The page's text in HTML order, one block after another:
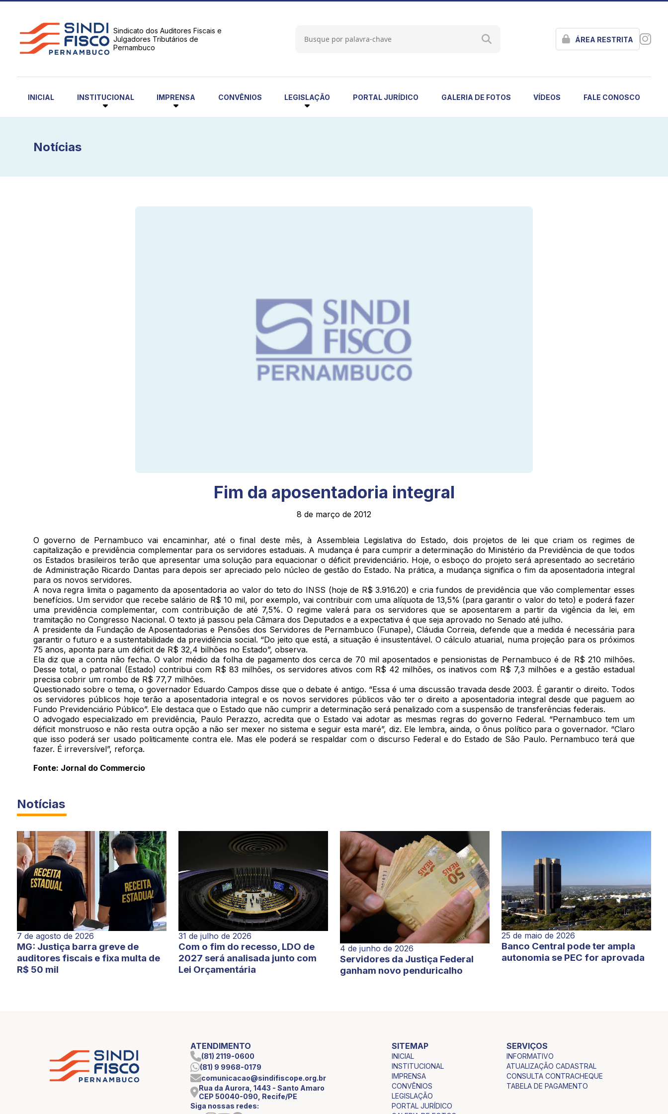
Sindicato dos Auditores Fiscais e
Julgadores Tributários de
Pernambuco
ÁREA RESTRITA
INICIAL INSTITUCIONAL IMPRENSA CONVÊNIOS LEGISLAÇÃO PORTAL JURÍDICO GALERIA DE FOTOS VÍDEOS FALE CONOSCO
Notícias
Fim da aposentadoria integral
8 de março de 2012
O governo de Pernambuco vai encaminhar, até o final deste mês, à Assembleia Legislativa do Estado, dois projetos de lei que criam os regimes de
capitalização e previdência complementar para os servidores estaduais. A mudança é para cumprir a determinação do Ministério da Previdência de que todos
os Estados brasileiros terão que apresentar uma solução para equacionar o déficit previdenciário. Hoje, o esboço do projeto será apresentado ao secretário
de Administração Ricardo Dantas para depois ser apreciado pelo núcleo de gestão do Estado. Na prática, a mudança significa o fim da aposentadoria integral
para os novos servidores.
A nova regra limita o pagamento da aposentadoria ao valor do teto do INSS (hoje de R$ 3.916.20) e cria fundos de previdência que vão complementar esses
benefícios. Um servidor que recebe salário de R$ 10 mil, por exemplo, vai contribuir com uma alíquota de 13,5% (para garantir o valor do teto) e poderá fazer
uma previdência complementar, com contribuição de até 7,5%. O regime valerá para os servidores que se aposentarem a partir da vigência da lei, em
tramitação no Congresso Nacional. O texto já passou pela Câmara dos Deputados e a expectativa é que seja aprovado no Senado até julho.
A presidente da Fundação de Aposentadorias e Pensões dos Servidores de Pernambuco (Funape), Cláudia Correia, defende que a medida é necessária para
garantir o futuro e a sustentabilidade da previdência social. “Do jeito que está, a situação é insustentável. O cálculo atuarial, numa projeção para os próximos
75 anos, aponta para um déficit de R$ 32,4 bilhões no Estado”, observa.
Ela diz que a conta não fecha. O valor médio da folha de pagamento dos cerca de 70 mil aposentados e pensionistas de Pernambuco é de R$ 210 milhões.
Desse total, o patronal (Estado) contribui com R$ 83 milhões, os servidores ativos com R$ 42 milhões, os inativos com R$ 7,3 milhões e a gestão estadual
precisa cobrir um rombo de R$ 77,7 milhões.
Questionado sobre o tema, o governador Eduardo Campos disse que o debate é antigo. “Essa é uma discussão travada desde 2003. É garantir o direito. Todos
os servidores públicos hoje terão a aposentadoria integral e os novos servidores públicos vão ter o direito a aposentadoria integral desde que paguem ao
Fundo Previdenciário Público”. Ele destaca que o Estado que não cumprir a determinação será penalizado com a suspensão de transferências federais.
O advogado especializado em previdência, Paulo Perazzo, acredita que o Estado vai adotar as mesmas regras do governo Federal. “Pernambuco tem um
déficit monstruoso e não resta outra opção a não ser mexer no sistema e seguir esta maré”, diz. Ele lembra, ainda, o ônus político para o governador. “Claro
que isso poderá ser usado politicamente contra ele. Mas ele poderá se respaldar com o discurso Federal e do Estado de São Paulo. Pernambuco terá que
fazer. É irreversível”, reforça.
Fonte: Jornal do Commercio
Notícias
7 de agosto de 2026
MG: Justiça barra greve de
auditores fiscais e fixa multa de
R$ 50 mil
31 de julho de 2026
Com o fim do recesso, LDO de
2027 será analisada junto com
Lei Orçamentária
4 de junho de 2026
Servidores da Justiça Federal
ganham novo penduricalho
25 de maio de 2026
Banco Central pode ter ampla
autonomia se PEC for aprovada
ATENDIMENTO
(81) 2119-0600
(81) 9 9968-0179
comunicacao@sindifiscope.org.br
Rua da Aurora, 1443 - Santo Amaro
CEP 50040-090, Recife/PE
Siga nossas redes:
SITEMAP
INICIAL
INSTITUCIONAL
IMPRENSA
CONVÊNIOS
LEGISLAÇÃO
PORTAL JURÍDICO
SERVIÇOS
INFORMATIVO
ATUALIZAÇÃO CADASTRAL
CONSULTA CONTRACHEQUE
TABELA DE PAGAMENTO